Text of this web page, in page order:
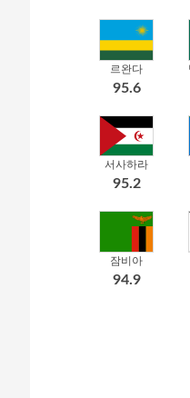
르완다
95.6
서사하라
95.2
잠비아
94.9